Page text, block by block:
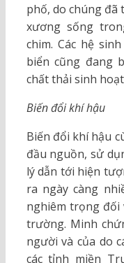
phố, do chúng đã
xương sống
chim. Các hệ
biển cũng đang
chất thải sinh
Biến đổi khí hậu
Biến đổi khí hậu
đầu nguồn, sử
lý dẫn tới hiện
ra ngày càng
nghiêm trọng đối
trường. Minh
người và của do
các tỉnh miền